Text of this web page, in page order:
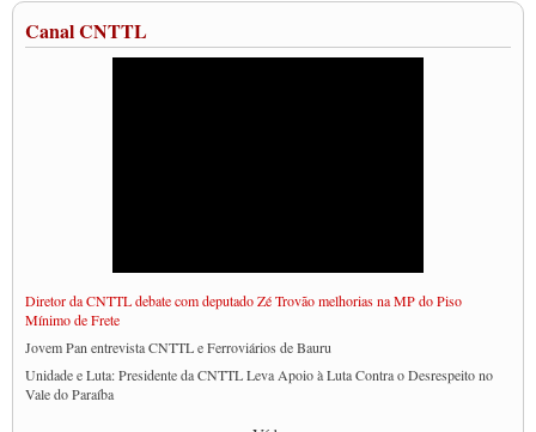
Canal CNTTL
Diretor da CNTTL debate com deputado Zé Trovão melhorias na MP do Piso
Mínimo de Frete
Jovem Pan entrevista CNTTL e Ferroviários de Bauru
Unidade e Luta: Presidente da CNTTL Leva Apoio à Luta Contra o Desrespeito no
Vale do Paraíba